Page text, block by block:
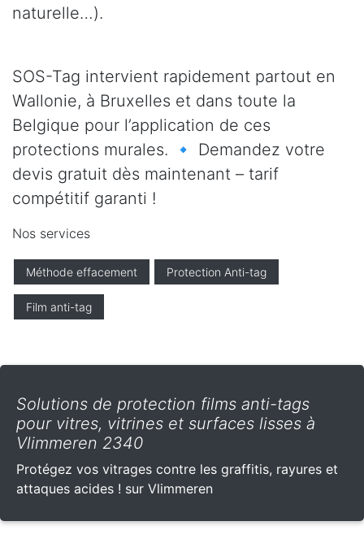
naturelle…).
SOS-Tag intervient rapidement partout en
Wallonie, à Bruxelles et dans toute la
Belgique pour l’application de ces
protections murales. 🔹 Demandez votre
devis gratuit dès maintenant – tarif
compétitif garanti !
Nos services
Méthode effacement Protection Anti-tag
Film anti-tag
Solutions de protection films anti-tags
pour vitres, vitrines et surfaces lisses à
Vlimmeren 2340
Protégez vos vitrages contre les graffitis, rayures et
attaques acides ! sur Vlimmeren